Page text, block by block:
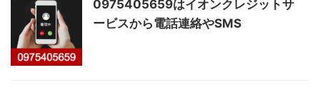
0975405659はイオンクレジットサ
ービスから電話連絡やSMS